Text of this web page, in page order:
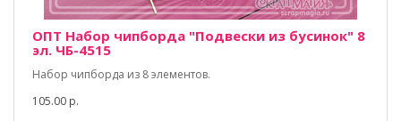
ОПТ Набор чипборда "Подвески из бусинок" 8
эл. ЧБ-4515
Набор чипборда из 8 элементов.
105.00 р.